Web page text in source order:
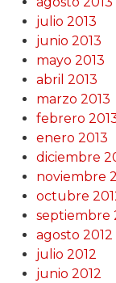
julio 2013
junio 2013
mayo 2013
abril 2013
marzo 2013
febrero
enero 2013
diciembre
noviembre
octubre
septiembre
agosto 2012
julio 2012
junio 2012